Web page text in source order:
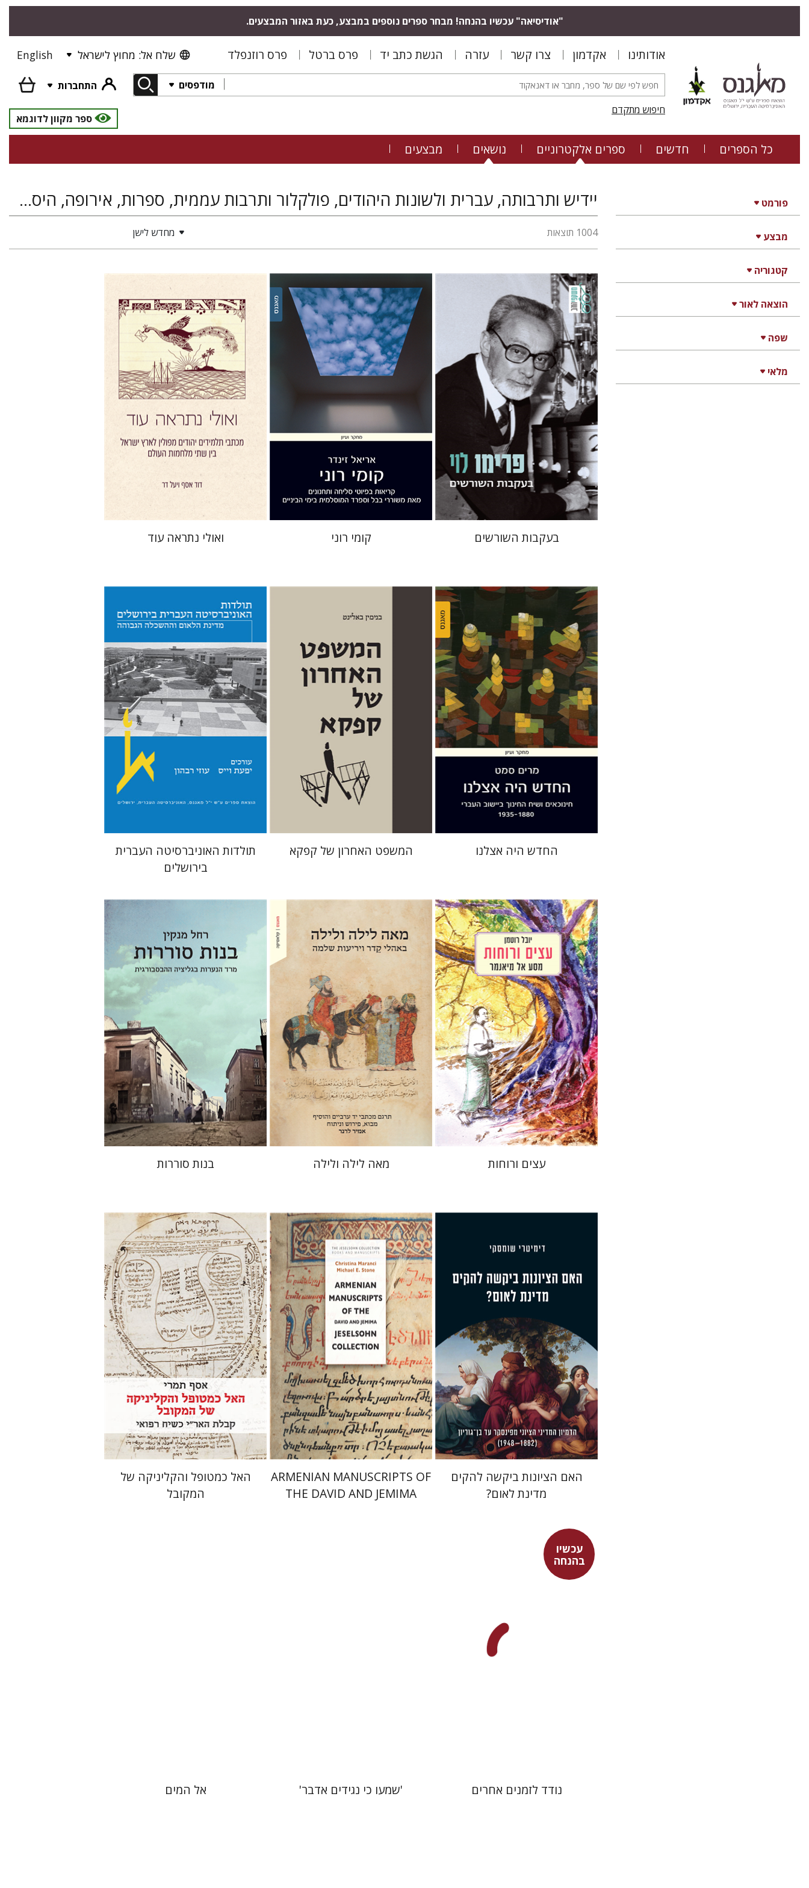
"אודיסיאה" עכשיו בהנחה! מבחר ספרים נוספים במבצע, כעת באזור המבצעים.
אודותינו אקדמון צרו קשר עזרה הגשת כתב יד פרס ברטל פרס רוזנפלד שלח אל: מחוץ לישראל English
מודפסים
התחברות
חיפוש מתקדם
ספר מקוון לדוגמא
כל הספרים חדשים ספרים אלקטרוניים נושאים מבצעים
פורמט
מבצע
קטגוריה
הוצאה לאור
שפה
מלאי
יידיש ותרבותה, עברית ולשונות היהודים, פולקלור ותרבות עממית, ספרות, אירופה, היסטוריה של ארץ ישראל ומדינת ישראל
1004 תוצאות מחדש לישן
פרימו לוי
מנואלה קונסוני
יונתן פיין
הנחת אתר ספר מודפס
$42
$38
בעקבות השורשים
אריאל זינדר
הנחת אתר ספר מודפס
$35
$32
קומי רוני
יעל דר דוד אסף
הנחת אתר ספר מודפס
$46
$41
ואולי נתראה עוד
מרים סמט
הנחת אתר ספר מודפס
$42
$38
החדש היה אצלנו
הנחת אתר ספר מודפס
$42
$38
המשפט האחרון של קפקא‎
יפעת וייס עוזי רבהון
הנחת אתר ספר מודפס
תולדות האוניברסיטה העברית
בירושלים
יובל רוטמן
הנחת אתר ספר מודפס
$35
$32
עצים ורוחות
אמיר לרנר
אמיר לרנר
הנחת אתר ספר מודפס
$42
$38
מאה לילה ולילה
רחל מנקין
יפתח בריל
הנחת אתר ספר מודפס
$35
$32
בנות סוררות
דימיטרי שומסקי
הנחת אתר ספר מודפס
$42
$38
האם הציונות ביקשה להקים
מדינת לאום?
כריסטינה מרנצ'י מייקל א. סטון
הנחת אתר ספר מודפס
$86
$77
ARMENIAN MANUSCRIPTS OF
THE DAVID AND JEMIMA
אסף תמרי
הנחת אתר ספר מודפס
$46
$41
האל כמטופל והקליניקה של
המקובל
עכשיו
בהנחהפרנצ'סקו פטררקה
גור זק
נודד לזמנים אחרים 'שמעו כי נגידים אדבר' אל המים